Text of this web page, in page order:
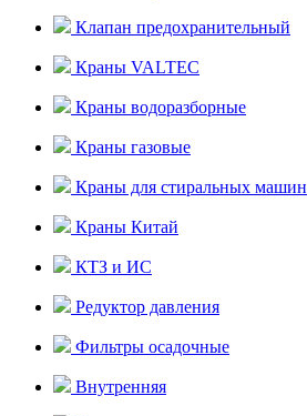
Клапан предохранительный
Краны VALTEC
Краны водоразборные
Краны газовые
Краны для стиральных машин
Краны Китай
КТЗ и ИС
Редуктор давления
Фильтры осадочные
Внутренняя